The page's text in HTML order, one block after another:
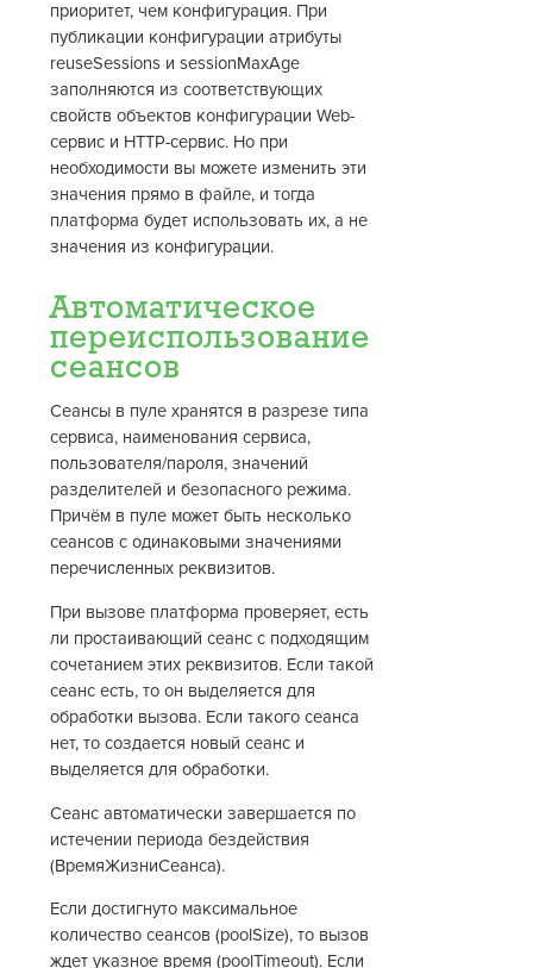
приоритет, чем конфигурация. При
публикации конфигурации атрибуты
reuseSessions и sessionMaxAge
заполняются из соответствующих
свойств объектов конфигурации Web-
сервис и HTTP-сервис. Но при
необходимости вы можете изменить эти
значения прямо в файле, и тогда
платформа будет использовать их, а не
значения из конфигурации.
Автоматическое
переиспользование
сеансов
Сеансы в пуле хранятся в разрезе типа
сервиса, наименования сервиса,
пользователя/пароля, значений
разделителей и безопасного режима.
Причём в пуле может быть несколько
сеансов с одинаковыми значениями
перечисленных реквизитов.
При вызове платформа проверяет, есть
ли простаивающий сеанс с подходящим
сочетанием этих реквизитов. Если такой
сеанс есть, то он выделяется для
обработки вызова. Если такого сеанса
нет, то создается новый сеанс и
выделяется для обработки.
Сеанс автоматически завершается по
истечении периода бездействия
(ВремяЖизниСеанса).
Если достигнуто максимальное
количество сеансов (poolSize), то вызов
ждет указное время (poolTimeout). Если